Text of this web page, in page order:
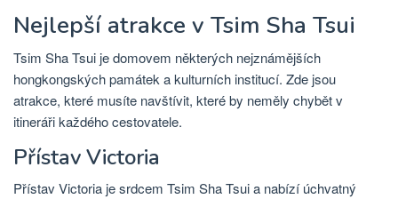
Nejlepší atrakce v Tsim Sha Tsui
Tsim Sha Tsui je domovem některých nejznámějších
hongkongských památek a kulturních institucí. Zde jsou
atrakce, které musíte navštívit, které by neměly chybět v
itineráři každého cestovatele.
Přístav Victoria
Přístav Victoria je srdcem Tsim Sha Tsui a nabízí úchvatný